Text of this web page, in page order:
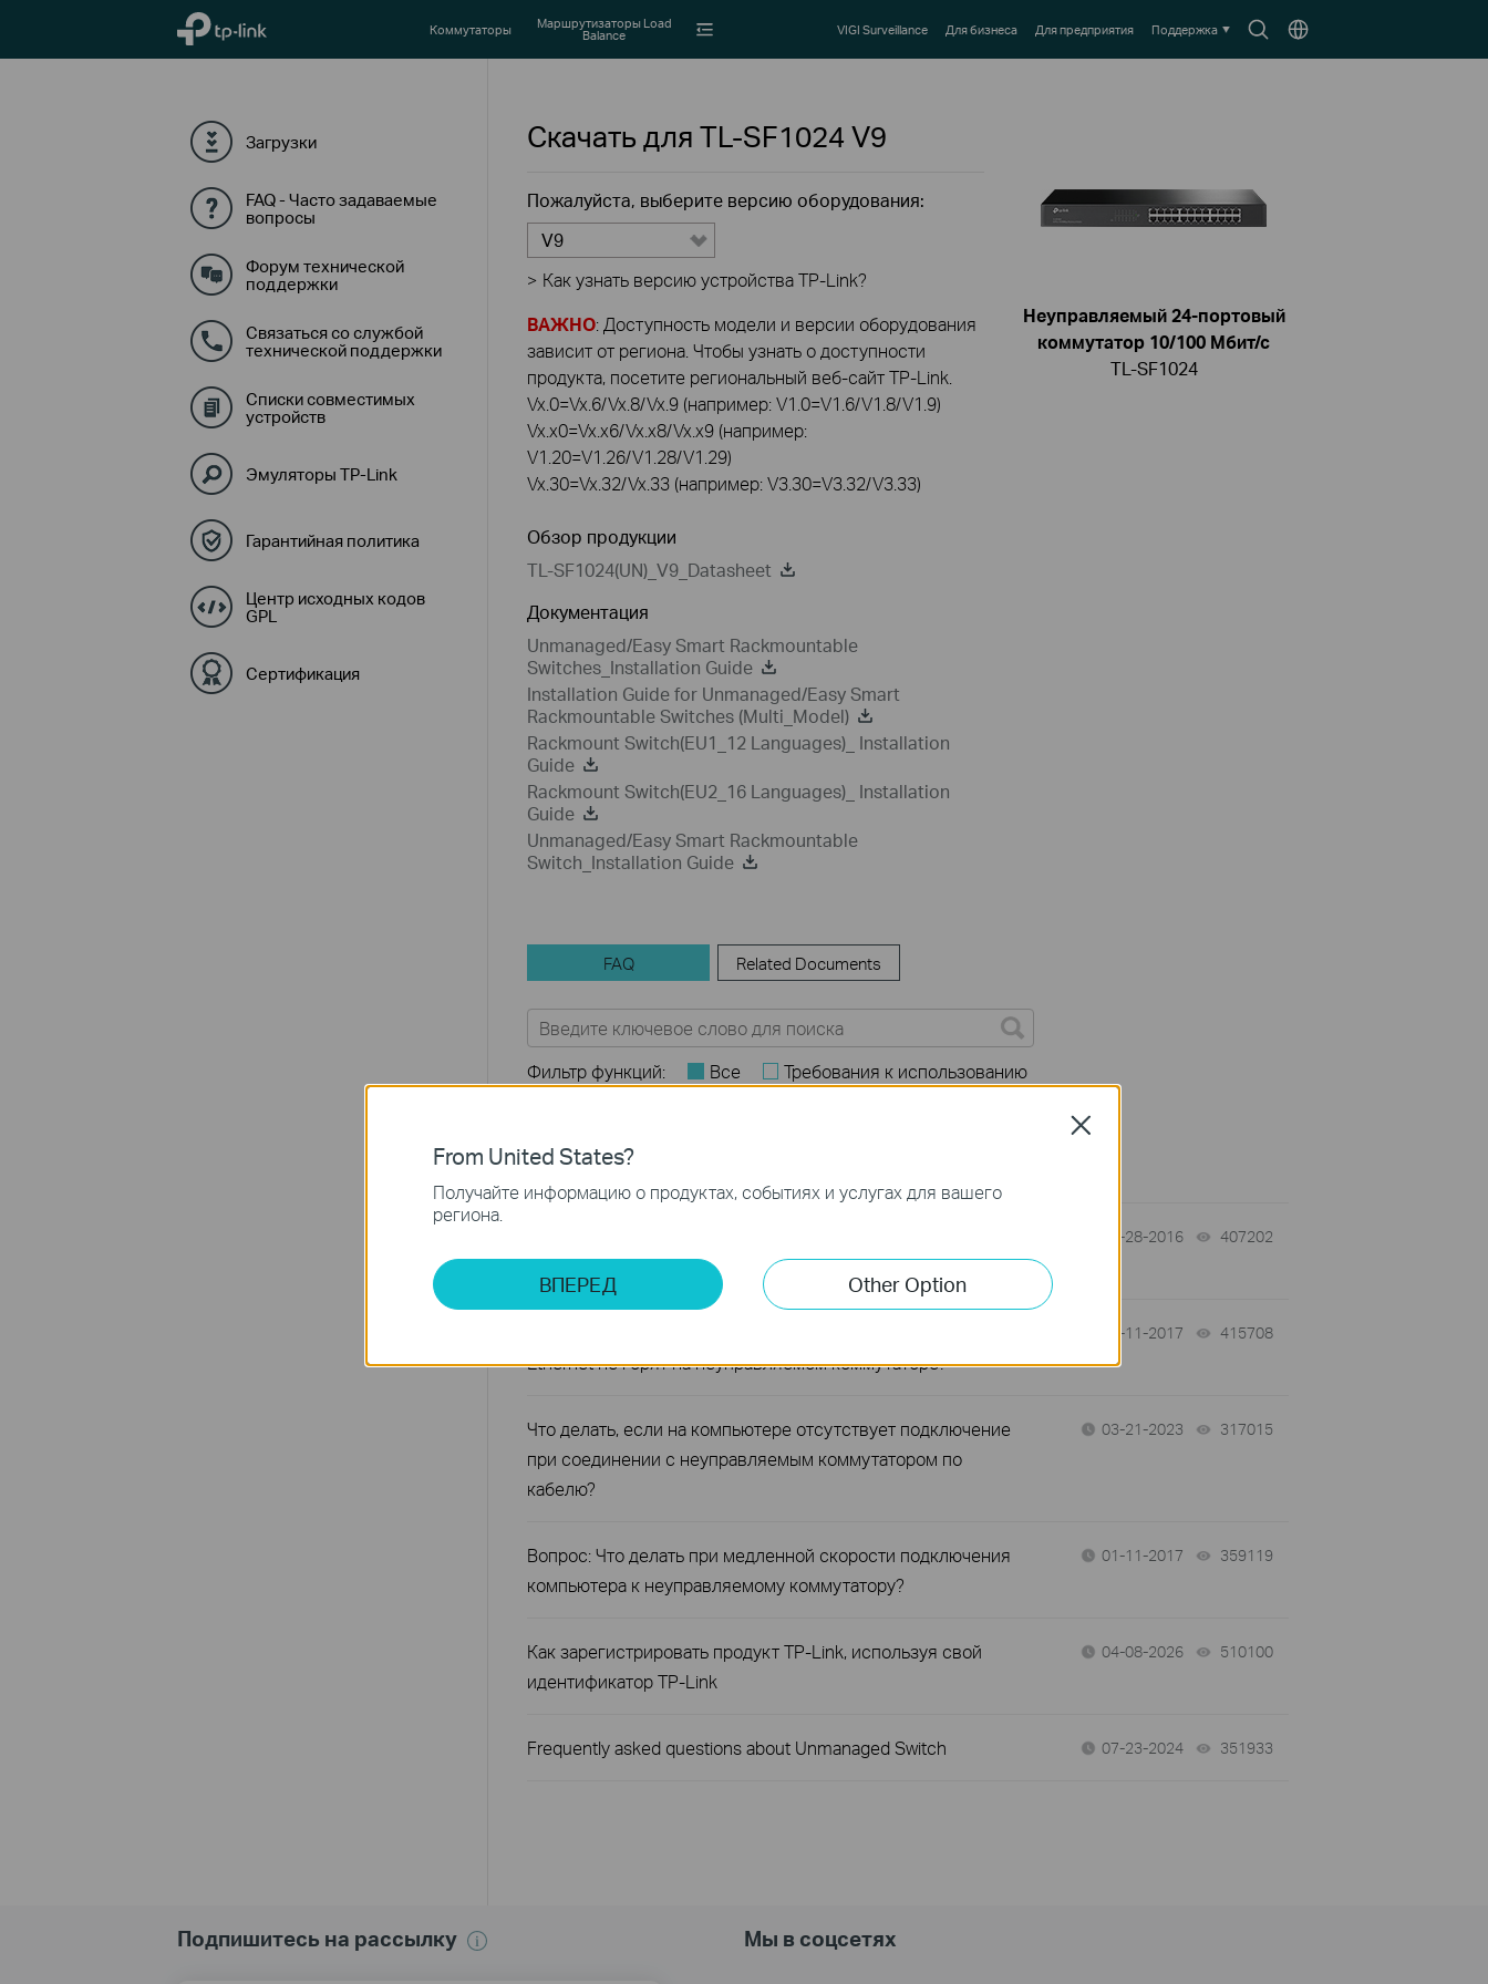
TP-Link, Reliably Smart
SearchВыберите
Коммутаторы Маршрутизаторы Load
Balance VIGI Surveillance Для бизнеса Для предприятия Поддержка
Загрузки
FAQ - Часто задаваемые
вопросы
Форум технической
поддержки
Связаться со службой
технической поддержки
Списки совместимых
устройств
Эмуляторы TP-Link
Гарантийная политика
Центр исходных кодов
GPL
Сертификация
Скачать для TL-SF1024V9
Пожалуйста, выберите версию оборудования:
V9
> Как узнать версию устройства TP-Link?
ВАЖНО: Доступность модели и версии оборудования
зависит от региона. Чтобы узнать о доступности
продукта, посетите региональный веб-сайт TP-Link.
Vx.0=Vx.6/Vx.8/Vx.9 (например: V1.0=V1.6/V1.8/V1.9)
Vx.x0=Vx.x6/Vx.x8/Vx.x9 (например:
V1.20=V1.26/V1.28/V1.29)
Vx.30=Vx.32/Vx.33 (например: V3.30=V3.32/V3.33)
Обзор продукции
TL-SF1024(UN)_V9_Datasheet
Документация
Unmanaged/Easy Smart Rackmountable
Switches_Installation Guide
Installation Guide for Unmanaged/Easy Smart
Rackmountable Switches (Multi_Model)
Rackmount Switch(EU1_12 Languages)_ Installation
Guide
Rackmount Switch(EU2_16 Languages)_ Installation
Guide
Unmanaged/Easy Smart Rackmountable
Switch_Installation Guide
Неуправляемый 24-портовый
коммутатор 10/100 Мбит/с
TL-SF1024
FAQ Related Documents
Фильтр функций: Все
Требования к использованию
Вопросы и ответы по функционалу или параметрам спецификаций
Часто задаваемые вопросы
применения различных серий коммутаторов?
03-28-2016 407202
Ethernet не горят на неуправляемом коммутаторе?
01-11-2017 415708
Что делать, если на компьютере отсутствует подключение
при соединении с неуправляемым коммутатором по
кабелю?
03-21-2023 317015
Вопрос: Что делать при медленной скорости подключения
компьютера к неуправляемому коммутатору?
01-11-2017 359119
Как зарегистрировать продукт TP-Link, используя свой
идентификатор TP-Link
04-08-2026 510100
Frequently asked questions about Unmanaged Switch 07-23-2024 351933
Подпишитесь на рассылку Мы в соцсетях
From United States?
Получайте информацию о продуктах, событиях и услугах для вашего
региона.
ВПЕРЕД Other Option
Close